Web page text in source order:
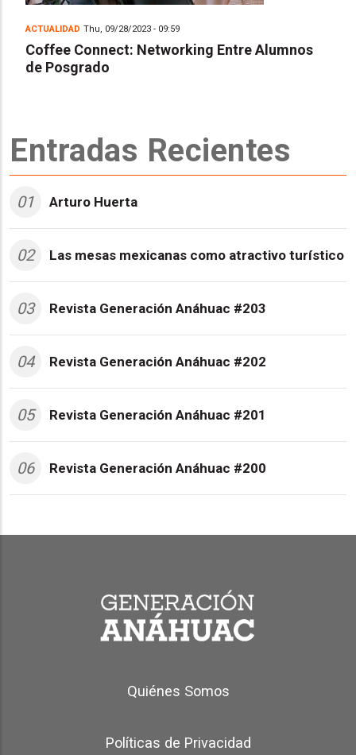
ACTUALIDAD Thu, 09/28/2023 - 09:59
Coffee Connect: Networking Entre Alumnos
de Posgrado
Entradas Recientes
01 Arturo Huerta
02 Las mesas mexicanas como atractivo turístico
03 Revista Generación Anáhuac #203
04 Revista Generación Anáhuac #202
05 Revista Generación Anáhuac #201
06 Revista Generación Anáhuac #200
Quiénes Somos
Políticas de Privacidad